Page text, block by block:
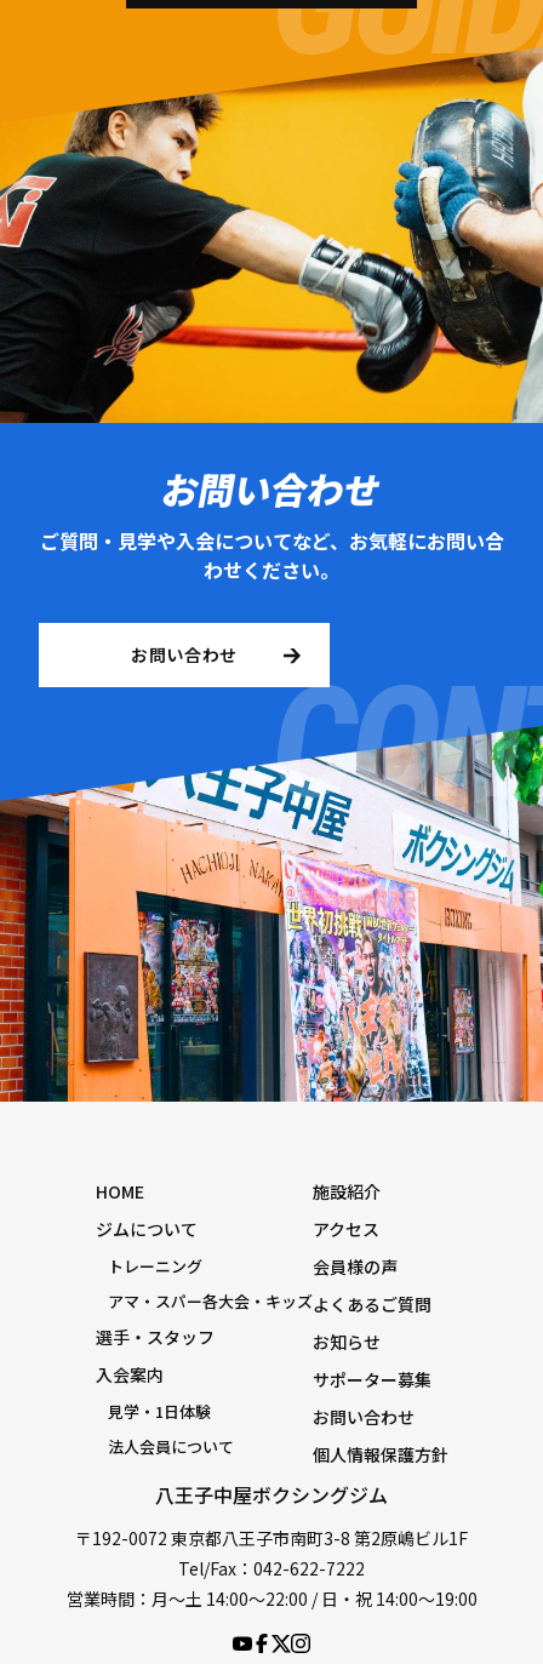
お問い合わせ
ご質問・見学や入会についてなど、お気軽にお問い合
わせください。
お問い合わせ
八王子中屋ボクシングジム
〒192-0072 東京都八王子市南町3-8 第2原嶋ビル1F
Tel/Fax：042-622-7222
営業時間：月〜土 14:00〜22:00 / 日・祝 14:00〜19:00
HOME
ジムについて
トレーニング
アマ・スパー各大会・キッズ
選手・スタッフ
入会案内
見学・1日体験
法人会員について
施設紹介
アクセス
会員様の声
よくあるご質問
お知らせ
サポーター募集
お問い合わせ
個人情報保護方針